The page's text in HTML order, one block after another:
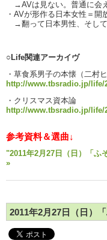
→AVは見ない。普通に会
・AVが形作る日本女性＝開
→翻って日本男性、そし
○Life関連アーカイヴ
・草食系男子の本懐（二村
http://www.tbsradio.jp/life/
・クリスマス資本論
http://www.tbsradio.jp/life/
参考資料＆選曲↓
"2011年2月27日（日）「ふ
»
2011年2月27日（日）